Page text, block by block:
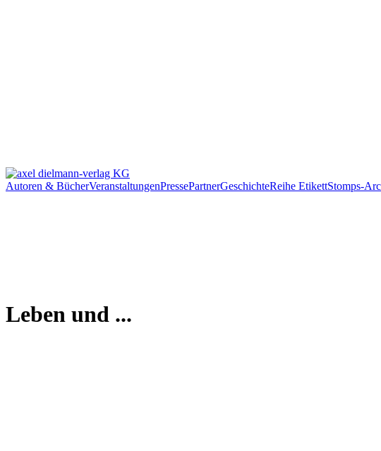
Autoren & BücherVeranstaltungenPressePartnerGeschichteReihe EtikettStomps-
Leben und ...